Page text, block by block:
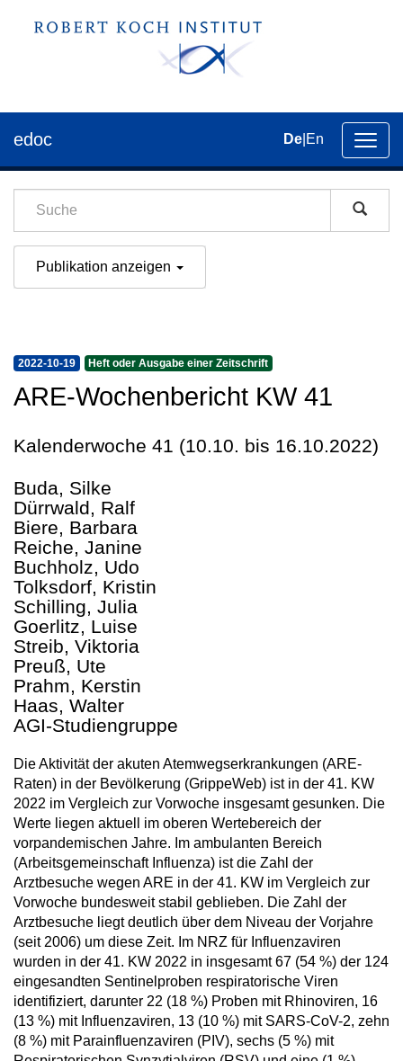
der
edoc De En
Publikation anzeigen
2022-10-19 Heft oder Ausgabe einer Zeitschrift
ARE-Wochenbericht KW 41
Kalenderwoche 41 (10.10. bis 16.10.2022)
Buda, Silke
Dürrwald, Ralf
Biere, Barbara
Reiche, Janine
Buchholz, Udo
Tolksdorf, Kristin
Schilling, Julia
Goerlitz, Luise
Streib, Viktoria
Preuß, Ute
Prahm, Kerstin
Haas, Walter
AGI-Studiengruppe
Die Aktivität der akuten Atemwegserkrankungen (ARE-
Raten) in der Bevölkerung (GrippeWeb) ist in der 41. KW
2022 im Vergleich zur Vorwoche insgesamt gesunken. Die
Werte liegen aktuell im oberen Wertebereich der
vorpandemischen Jahre. Im ambulanten Bereich
(Arbeitsgemeinschaft Influenza) ist die Zahl der
Arztbesuche wegen ARE in der 41. KW im Vergleich zur
Vorwoche bundesweit stabil geblieben. Die Zahl der
Arztbesuche liegt deutlich über dem Niveau der Vorjahre
(seit 2006) um diese Zeit. Im NRZ für Influenzaviren
wurden in der 41. KW 2022 in insgesamt 67 (54 %) der 124
eingesandten Sentinelproben respiratorische Viren
identifiziert, darunter 22 (18 %) Proben mit Rhinoviren, 16
(13 %) mit Influenzaviren, 13 (10 %) mit SARS-CoV-2, zehn
(8 %) mit Parainfluenzaviren (PIV), sechs (5 %) mit